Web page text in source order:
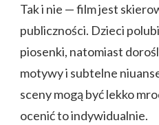
Tak i nie — film jest
publiczności. Dzieci
piosenki, natomiast
motywy i subtelne
sceny mogą być lekko
ocenić to indywidualnie.